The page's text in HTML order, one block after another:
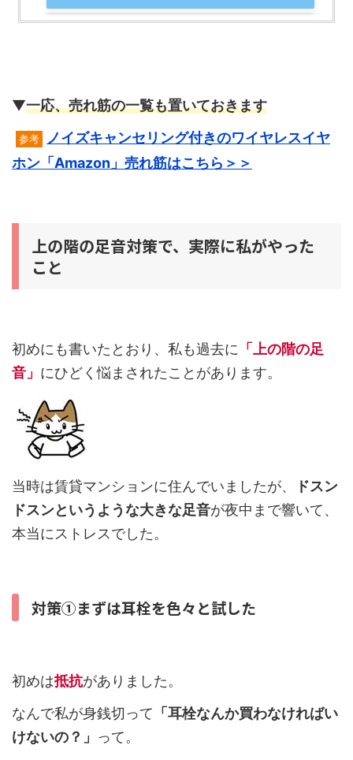
▼一応、売れ筋の一覧も置いておきます
参考
ノイズキャンセリング付きのワイヤレスイヤ
ホン「Amazon」売れ筋はこちら＞＞
上の階の足音対策で、実際に私がやった
こと
初めにも書いたとおり、私も過去に 「上の階の足
音」 にひどく悩まされたことがあります。
当時は賃貸マンションに住んでいましたが、
ドスン
ドスンというような大きな足音が夜中まで響いて、
本当にストレスでした。
対策①まずは耳栓を色々と試した
初めは抵抗がありました。
なんで私が身銭切って 「耳栓なんか買わなければい
けないの？」 って。